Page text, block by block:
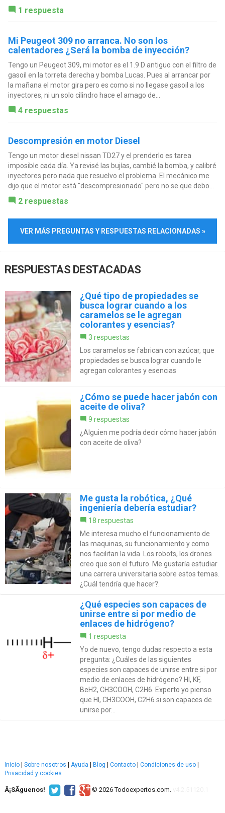
1 respuesta
Mi Peugeot 309 no arranca. No son los
calentadores ¿Será la bomba de inyección?
Tengo un Peugeot 309, mi motor es el 1.9 D antiguo con el filtro de
gasoil en la torreta derecha y bomba Lucas. Pues al arrancar por
la mañana el motor gira pero es como si no llegase gasoil a los
inyectores, ni un solo cilindro hace el amago de...
4 respuestas
Descompresión en motor Diesel
Tengo un motor diesel nissan TD27 y el prenderlo es tarea
imposible cada día. Ya revisé las bujías, cambié la bomba, y calibré
inyectores pero nada que resuelvo el problema. El mecánico me
dijo que el motor está "descompresionado" pero no se que debo...
2 respuestas
VER MÁS PREGUNTAS Y RESPUESTAS RELACIONADAS »
RESPUESTAS DESTACADAS
¿Qué tipo de propiedades se
busca lograr cuando a los
caramelos se le agregan
colorantes y esencias?
3 respuestas
Los caramelos se fabrican con azúcar, que
propiedades se busca lograr cuando le
agregan colorantes y esencias
¿Cómo se puede hacer jabón con
aceite de oliva?
9 respuestas
¿Alguien me podría decir cómo hacer jabón
con aceite de oliva?
Me gusta la robótica, ¿Qué
ingeniería debería estudiar?
18 respuestas
Me interesa mucho el funcionamiento de
las maquinas, su funcionamiento y como
nos facilitan la vida. Los robots, los drones
creo que son el futuro. Me gustaría estudiar
una carrera universitaria sobre estos temas.
¿Cuál tendría que hacer?.
¿Qué especies son capaces de
unirse entre si por medio de
enlaces de hidrógeno?
1 respuesta
Yo de nuevo, tengo dudas respecto a esta
pregunta: ¿Cuáles de las siguientes
especies son capaces de unirse entre si por
medio de enlaces de hidrógeno? HI, KF,
BeH2, CH3COOH, C2H6. Experto yo pienso
que HI, CH3COOH, C2H6 si son capaces de
unirse por...
Inicio | Sobre nosotros | Ayuda | Blog | Contacto | Condiciones de uso |
Privacidad y cookies
Â¡SÃ­guenos! © 2026 Todoexpertos.com.